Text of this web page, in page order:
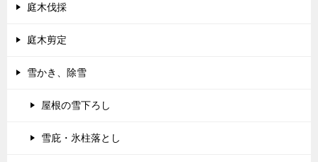
庭木伐採
庭木剪定
雪かき、除雪
屋根の雪下ろし
雪庇・氷柱落とし